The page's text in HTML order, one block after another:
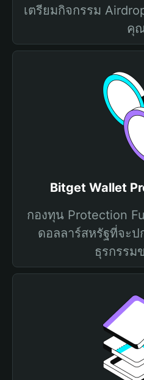
เตรียมกิจกรรม
คุ
Bitget Wallet
กองทุน Protection
ดอลลาร์สหรัฐที่จะ
ธุรกรรม